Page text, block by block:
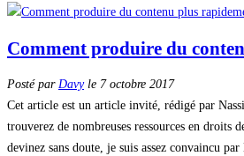
Comment produire du
Posté par Davyle 7 octobre 2017
Cet article est un article invité, rédigé par
trouverez de nombreuses ressources en
devinez sans doute, je suis assez convaincu